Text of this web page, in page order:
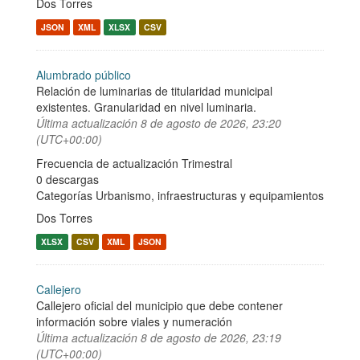
Dos Torres
JSON XML XLSX CSV
Alumbrado público
Relación de luminarias de titularidad municipal
existentes. Granularidad en nivel luminaria.
Última actualización 8 de agosto de 2026, 23:20
(UTC+00:00)
Frecuencia de actualización Trimestral
0 descargas
Categorías Urbanismo, infraestructuras y equipamientos
Dos Torres
XLSX CSV XML JSON
Callejero
Callejero oficial del municipio que debe contener
información sobre viales y numeración
Última actualización 8 de agosto de 2026, 23:19
(UTC+00:00)